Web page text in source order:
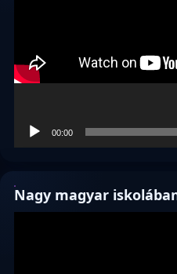
00:00
Nagy magyar